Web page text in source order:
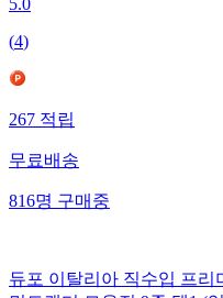
5.0
(4)
267적립
무료배송
816명구매중
듀포 이탈리아 직수입 프리